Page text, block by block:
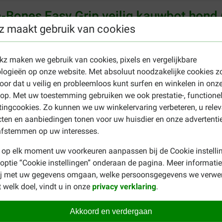
maakt gebruik van cookies
maken we gebruik van cookies, pixels en vergelijkbare
op onze website. Met absoluut noodzakelijke cookies
dat u veilig en probleemloos kunt surfen en winkelen in
Met uw toestemming gebruiken we ook prestatie-,
Zo kunnen we uw winkelervaring verbeteren, u
en aanbiedingen tonen voor uw huisdier en onze
op uw interesses.
op elk moment uw voorkeuren aanpassen bij de Cookie
“Cookie instellingen” onderaan de pagina. Meer
met uw gegevens omgaan, welke persoonsgegevens we
welk doel, vindt u in onze privacy verklaring.
Akkoord en verdergaan
Easy Grip veilig kauwbot hond
als flexibele eigenschappen.Spot Bam-Bones Easy Grip
en duurzaam kauwspeeltje is. Dankzij de ergonomische
te kauwen ontstaan er kleine borstelhaartjes die werken
gebit schoon te houden. De Bam-Bones hebben een hout-
Bones af te bijten, dan gaan deze stukjes probleemloos
botten. Bam-Bones zijn verkrijgbaar in de volgende 3
van uw viervoeter en laat u hem genieten van een
ervan is wel op eigen risico. Houd uw hond altijd in de